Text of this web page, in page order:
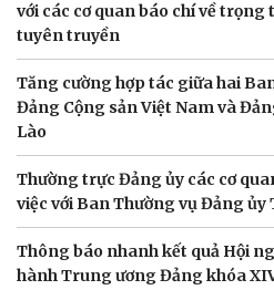
với các cơ quan báo chí về
tuyên truyền
Tăng cường hợp tác giữa hai
Đảng Cộng sản Việt Nam và
Lào
Thường trực Đảng ủy các cơ
việc với Ban Thường vụ Đảng
Thông báo nhanh kết quả Hội
hành Trung ương Đảng khóa